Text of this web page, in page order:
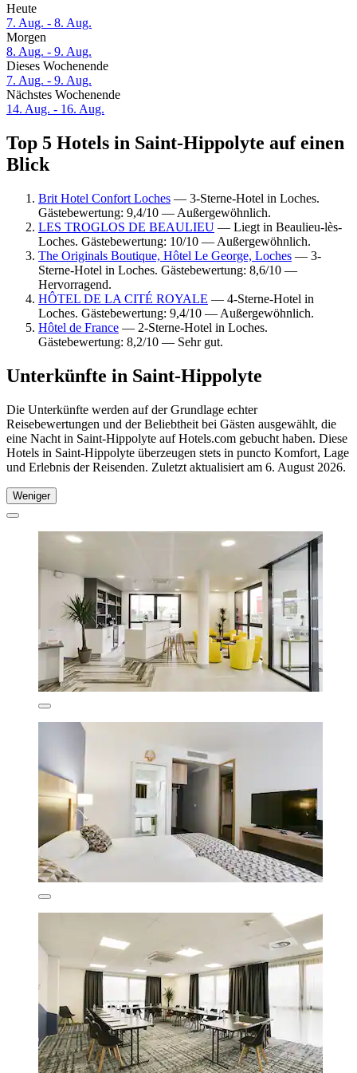
Heute
7. Aug. - 8. Aug.
Morgen
8. Aug. - 9. Aug.
Dieses Wochenende
7. Aug. - 9. Aug.
Nächstes Wochenende
14. Aug. - 16. Aug.
Top 5 Hotels in Saint-Hippolyte auf einen
Blick
Brit Hotel Confort Loches — 3-Sterne-Hotel in Loches.
Gästebewertung: 9,4/10 — Außergewöhnlich.
LES TROGLOS DE BEAULIEU — Liegt in Beaulieu-lès-
Loches. Gästebewertung: 10/10 — Außergewöhnlich.
The Originals Boutique, Hôtel Le George, Loches — 3-
Sterne-Hotel in Loches. Gästebewertung: 8,6/10 —
Hervorragend.
HÔTEL DE LA CITÉ ROYALE — 4-Sterne-Hotel in
Loches. Gästebewertung: 9,4/10 — Außergewöhnlich.
Hôtel de France — 2-Sterne-Hotel in Loches.
Gästebewertung: 8,2/10 — Sehr gut.
Unterkünfte in Saint-Hippolyte
Die Unterkünfte werden auf der Grundlage echter
Reisebewertungen und der Beliebtheit bei Gästen ausgewählt, die
eine Nacht in Saint-Hippolyte auf Hotels.com gebucht haben. Diese
Hotels in Saint-Hippolyte überzeugen stets in puncto Komfort, Lage
und Erlebnis der Reisenden. Zuletzt aktualisiert am 6. August 2026.
Weniger